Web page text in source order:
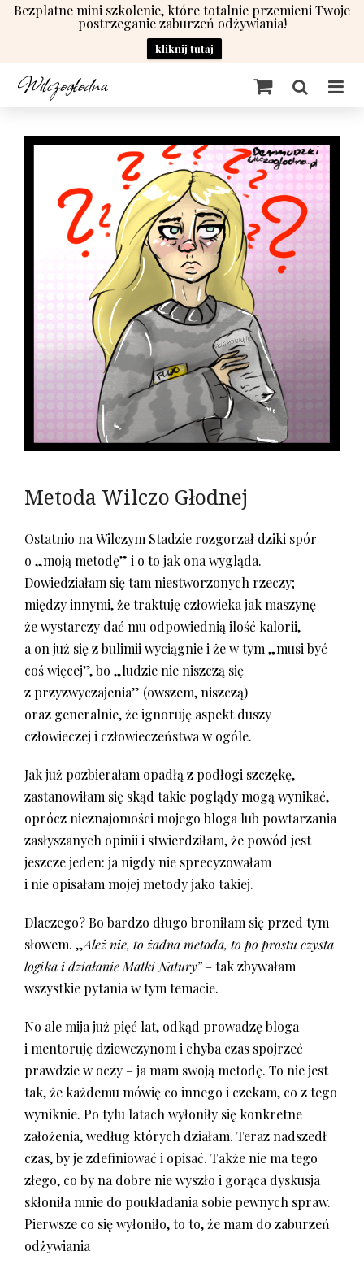
Bezplatne mini szkolenie, które totalnie przemieni Twoje
postrzeganie zaburzeń odżywiania!
kliknij tutaj
Przejdź
Metoda Wilczo Głodnej
Ostatnio na Wilczym Stadzie rozgorzał dziki spór
o „moją metodę” i o to jak ona wygląda.
Dowiedziałam się tam niestworzonych rzeczy;
między innymi, że traktuję człowieka jak maszynę–
że wystarczy dać mu odpowiednią ilość kalorii,
a on już się z bulimii wyciągnie i że w tym „musi być
coś więcej”, bo „ludzie nie niszczą się
z przyzwyczajenia” (owszem, niszczą)
oraz generalnie, że ignoruję aspekt duszy
człowieczej i człowieczeństwa w ogóle.
Jak już pozbierałam opadłą z podłogi szczękę,
zastanowiłam się skąd takie poglądy mogą wynikać,
oprócz nieznajomości mojego bloga lub powtarzania
zasłyszanych opinii i stwierdziłam, że powód jest
jeszcze jeden: ja nigdy nie sprecyzowałam
i nie opisałam mojej metody jako takiej.
Dlaczego? Bo bardzo długo broniłam się przed tym
słowem. „Ależ nie, to żadna metoda, to po prostu czysta
logika i działanie Matki Natury”– tak zbywałam
wszystkie pytania w tym temacie.
No ale mija już pięć lat, odkąd prowadzę bloga
i mentoruję dziewczynom i chyba czas spojrzeć
prawdzie w oczy – ja mam swoją metodę. To nie jest
tak, że każdemu mówię co innego i czekam, co z tego
wyniknie. Po tylu latach wyłoniły się konkretne
założenia, według których działam. Teraz nadszedł
czas, by je zdefiniować i opisać. Także nie ma tego
złego, co by na dobre nie wyszło i gorąca dyskusja
skłoniła mnie do poukładania sobie pewnych spraw.
Pierwsze co się wyłoniło, to to, że mam do zaburzeń
odżywiania